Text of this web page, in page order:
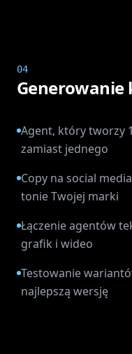
04
Agent, który tworzy
zamiast jednego
Copy na social
tonie Twojej marki
Łączenie agentów
grafik i wideo
Testowanie
najlepszą wersję